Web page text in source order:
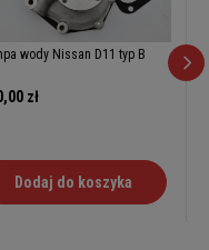
Pompa wody Nissan D11 typ B
zł
Dodaj do koszyka